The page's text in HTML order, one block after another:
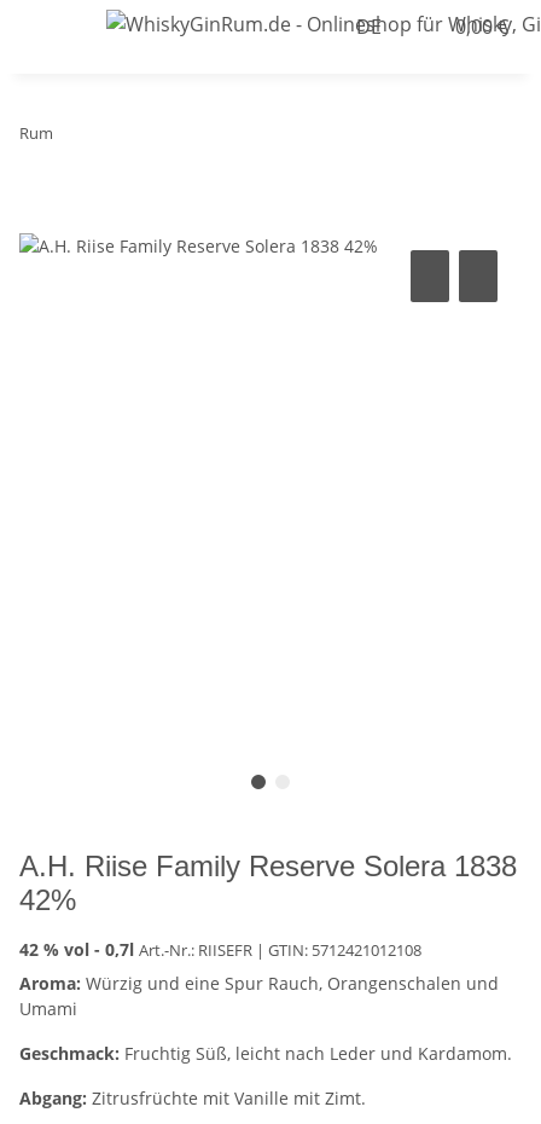
DE 0,00 €
Rum
A.H. Riise Family Reserve Solera 1838
42%
42 % vol - 0,7l Art.-Nr.: RIISEFR | GTIN: 5712421012108
Aroma: Würzig und eine Spur Rauch, Orangenschalen und
Umami
Geschmack: Fruchtig Süß, leicht nach Leder und Kardamom.
Abgang: Zitrusfrüchte mit Vanille mit Zimt.